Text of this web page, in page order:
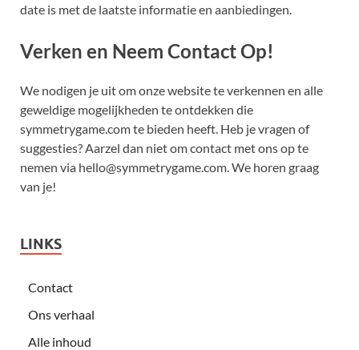
date is met de laatste informatie en aanbiedingen.
Verken en Neem Contact Op!
We nodigen je uit om onze website te verkennen en alle
geweldige mogelijkheden te ontdekken die
symmetrygame.com te bieden heeft. Heb je vragen of
suggesties? Aarzel dan niet om contact met ons op te
nemen via hello@symmetrygame.com . We horen graag
van je!
LINKS
Contact
Ons verhaal
Alle inhoud